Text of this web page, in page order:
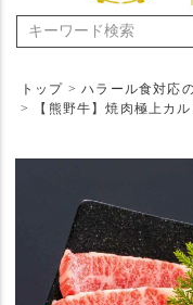
トップ
ハラール食対応
【熊野牛】焼肉極上カ